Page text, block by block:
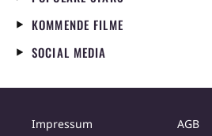
KOMMENDE FILME
SOCIAL MEDIA
Impressum AGB